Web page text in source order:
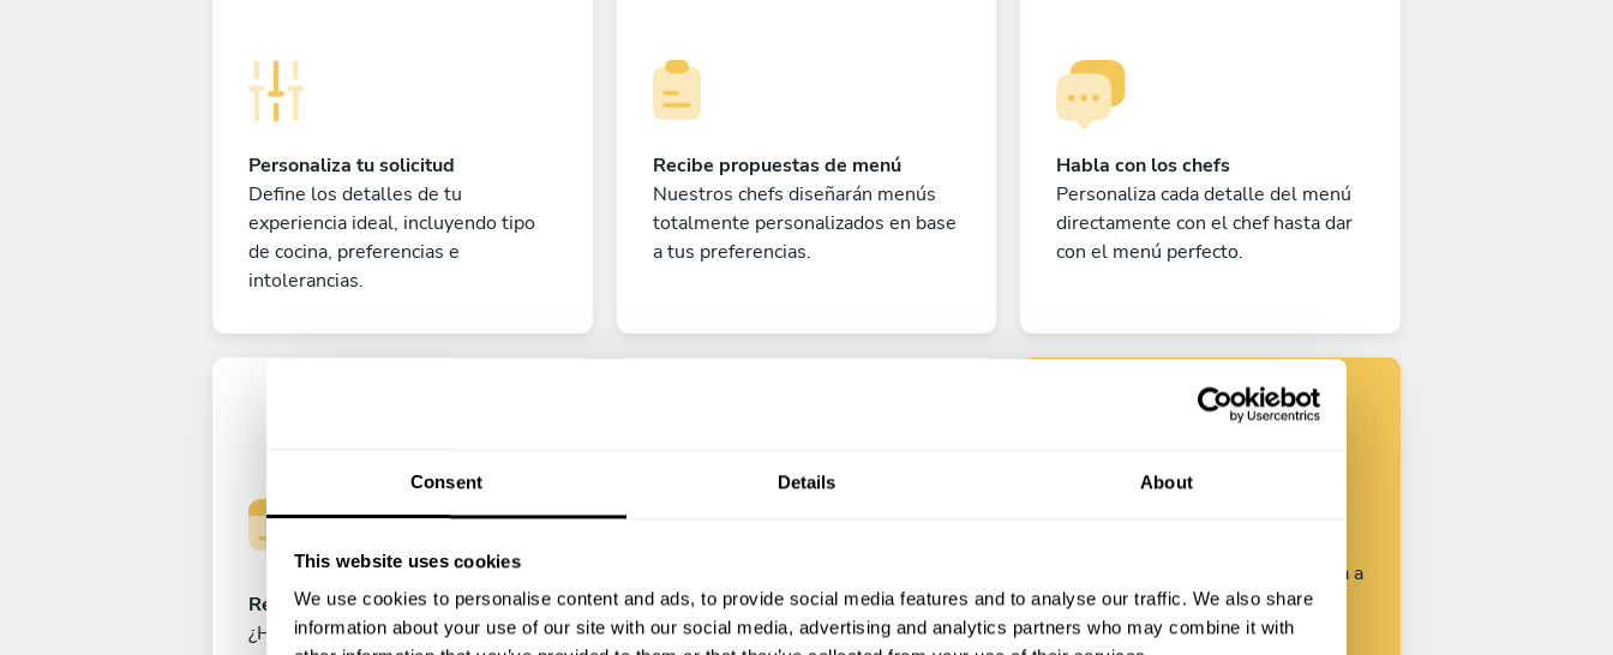
Consent Details About
This website uses cookies
We use cookies to personalise content and ads, to provide social media features and to analyse our traffic. We also share
information about your use of our site with our social media, advertising and analytics partners who may combine it with
Personaliza tu solicitud
Define los detalles de tu
experiencia ideal, incluyendo tipo
de cocina, preferencias e
intolerancias.
Recibe propuestas de menú
Nuestros chefs diseñarán menús
totalmente personalizados en base
a tus preferencias.
Habla con los chefs
Personaliza cada detalle del menú
directamente con el chef hasta dar
con el menú perfecto.
Reserva tu experiencia
¿Has cerrado ya el menú perfecto?
¡A disfrutar!
¡Todo listo! Ya solo queda contar
Encuentra tu
chef
Personaliza tu solicitud y empieza a
hablar con los chefs.